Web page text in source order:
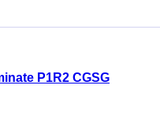
P1R2 CGSG